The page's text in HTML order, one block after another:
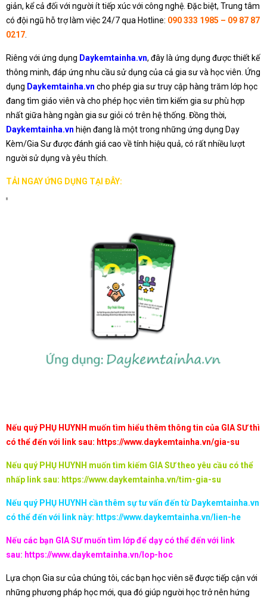
giản, kể cả đối với người ít tiếp xúc với công nghệ. Đặc biệt, Trung tâm
có đội ngũ hỗ trợ làm việc 24/7 qua Hotline: 090 333 1985 – 09 87 87
0217
Riêng với ứng dụng Daykemtainha.vn, đây là ứng dụng được thiết kế
thông minh, đáp ứng nhu cầu sử dụng của cả gia sư và học viên. Ứng
dụng Daykemtainha.vn cho phép gia sư truy cập hàng trăm lớp học
đang tìm giáo viên và cho phép học viên tìm kiếm gia sư phù hợp
nhất giữa hàng ngàn gia sư giỏi có trên hệ thống. Đồng thời,
Daykemtainha.vn hiện đang là một trong những ứng dụng Dạy
Kèm/Gia Sư được đánh giá cao về tính hiệu quả, có rất nhiều lượt
người sử dụng và yêu thích.
TẢI NGAY ỨNG DỤNG TẠI ĐÂY:
Nếu quý PHỤ HUYNH muốn tìm hiểu thêm thông tin của GIA SƯ thì
có thể đến với link sau: https://www.daykemtainha.vn/gia-su
Nếu quý PHỤ HUYNH muốn tìm kiếm GIA SƯ theo yêu cầu có thể
nhấp link sau: https://www.daykemtainha.vn/tim-gia-su
Nếu quý PHỤ HUYNH cần thêm sự tư vấn đến từ Daykemtainha.vn
có thể đến với link này: https://www.daykemtainha.vn/lien-he
Nếu các bạn GIA SƯ muốn tìm lớp để dạy có thể đến với link
sau: https://www.daykemtainha.vn/lop-hoc
Lựa chọn Gia sư của chúng tôi, các bạn học viên sẽ được tiếp cận với
những phương pháp học mới, qua đó giúp người học trở nên hứng